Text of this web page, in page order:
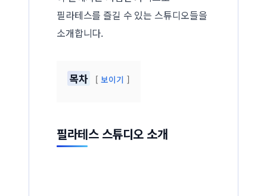
필라테스를 즐길 수 있는 스튜디오들을
소개합니다.
목차 보이기
필라테스 스튜디오 소개